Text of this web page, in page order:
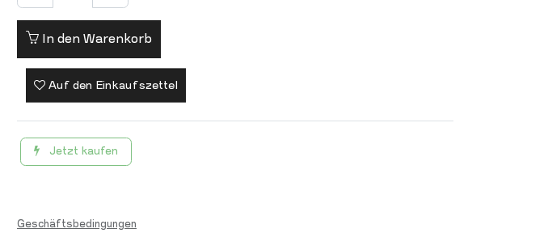
In den Warenkorb
Auf den Einkaufszettel
Jetzt kaufen
Geschäftsbedingungen